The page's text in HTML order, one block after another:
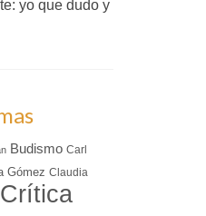
yo que dudo y
Budismo Carl
Gómez Claudia
Crítica